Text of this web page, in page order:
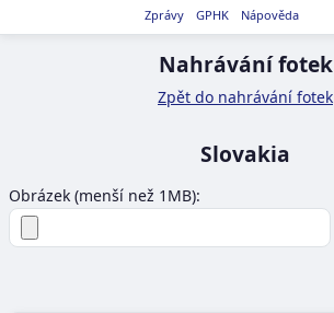
Zprávy GPHK Nápověda
Nahrávání fotek
Zpět do nahrávání fotek
Slovakia
Obrázek (menší než 1MB):